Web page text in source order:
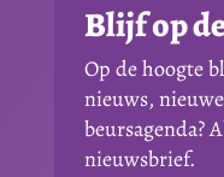
Blijf op
Op de hoogte
nieuws,
beursagenda?
nieuwsbrief.